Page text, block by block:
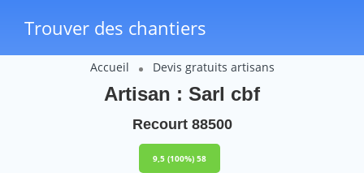
Trouver des chantiers
Accueil Devis gratuits artisans
Artisan : Sarl cbf
Recourt 88500
9,5 (100%) 58